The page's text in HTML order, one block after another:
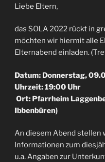
Liebe Eltern,
das SOLA 2022 rückt in
möchten wir hiermit alle
Elternabend einladen.
Datum: Donnerstag,
Uhrzeit: 19:00 Uhr
Ort: Pfarrheim
Ibbenbüren)
An diesem Abend stellen
Informationen zum
u.a. Angaben zur